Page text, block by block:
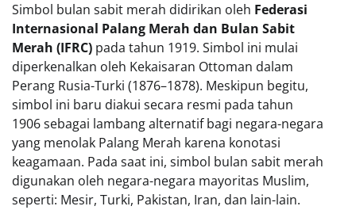
Simbol bulan sabit merah didirikan oleh Federasi
Internasional Palang Merah dan Bulan Sabit
Merah (IFRC) pada tahun 1919. Simbol ini mulai
diperkenalkan oleh Kekaisaran Ottoman dalam
Perang Rusia-Turki (1876–1878). Meskipun begitu,
simbol ini baru diakui secara resmi pada tahun
1906 sebagai lambang alternatif bagi negara-negara
yang menolak Palang Merah karena konotasi
keagamaan. Pada saat ini, simbol bulan sabit merah
digunakan oleh negara-negara mayoritas Muslim,
seperti: Mesir, Turki, Pakistan, Iran, dan lain-lain.